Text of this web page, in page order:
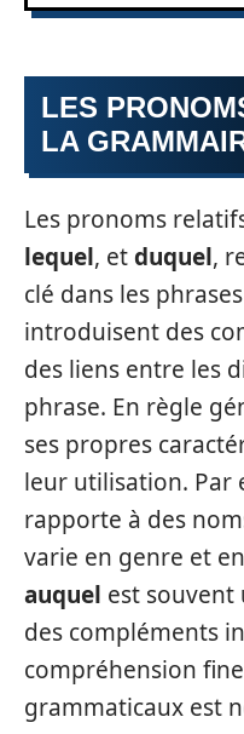
LES
LA
Les pronoms
lequel, etduquel,
clé dans les
introduisent des
des liens entre les
phrase. En règle
ses propres
leur utilisation. Par
rapporte à des
varie en genre et
auquel est
des compléments
compréhension
grammaticaux est